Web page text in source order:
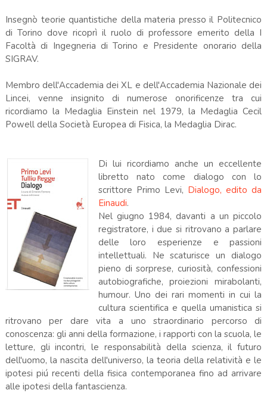
Insegnò teorie quantistiche della materia presso il Politecnico
di Torino dove ricoprì il ruolo di professore emerito della I
Facoltà di Ingegneria di Torino e Presidente onorario della
SIGRAV.
Membro dell'Accademia dei XL e dell'Accademia Nazionale dei
Lincei, venne insignito di numerose onorificenze tra cui
ricordiamo la Medaglia Einstein nel 1979, la Medaglia Cecil
Powell della Società Europea di Fisica, la Medaglia Dirac.
Di lui ricordiamo anche un eccellente
libretto nato come dialogo con lo
scrittore Primo Levi, Dialogo, edito da
Einaudi.
Nel giugno 1984, davanti a un piccolo
registratore, i due si ritrovano a parlare
delle loro esperienze e passioni
intellettuali. Ne scaturisce un dialogo
pieno di sorprese, curiosità, confessioni
autobiografiche, proiezioni mirabolanti,
humour. Uno dei rari momenti in cui la
cultura scientifica e quella umanistica si
ritrovano per dare vita a uno straordinario percorso di
conoscenza: gli anni della formazione, i rapporti con la scuola, le
letture, gli incontri, le responsabilità della scienza, il futuro
dell'uomo, la nascita dell'universo, la teoria della relatività e le
ipotesi piú recenti della fisica contemporanea fino ad arrivare
alle ipotesi della fantascienza.